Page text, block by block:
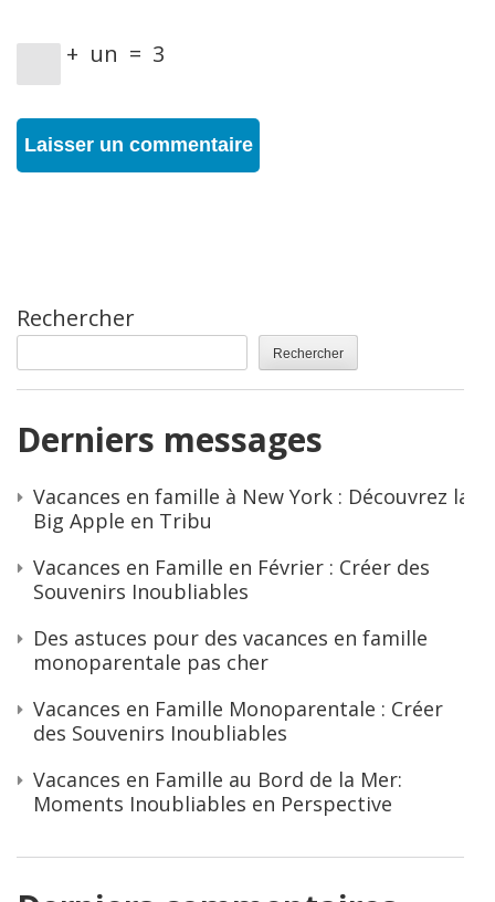
+ un = 3
Rechercher
Rechercher
Derniers messages
Vacances en famille à New York : Découvrez la
Big Apple en Tribu
Vacances en Famille en Février : Créer des
Souvenirs Inoubliables
Des astuces pour des vacances en famille
monoparentale pas cher
Vacances en Famille Monoparentale : Créer
des Souvenirs Inoubliables
Vacances en Famille au Bord de la Mer:
Moments Inoubliables en Perspective